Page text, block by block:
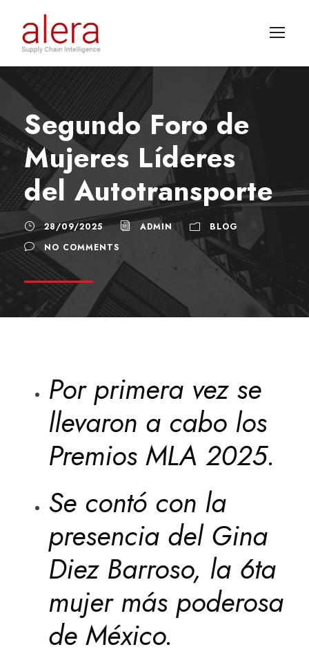
Segundo Foro de
Mujeres Líderes
del Autotransporte
28/09/2025 ADMIN
BLOG
NO COMMENTS
Por primera vez se
llevaron a cabo los
Premios MLA 2025.
Se contó con la
presencia del Gina
Diez Barroso, la 6ta
mujer más poderosa
de México.